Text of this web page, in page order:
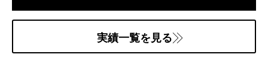
実績一覧を見る